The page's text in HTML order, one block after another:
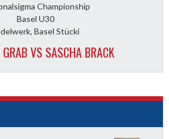
Championship
Basel U30
Basel Stücki
VS SASCHA BRACK